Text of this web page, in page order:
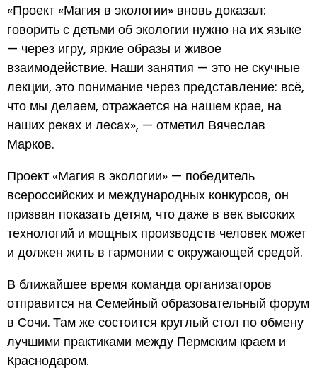
«Проект «Магия в экологии» вновь доказал:
говорить с детьми об экологии нужно на их языке
— через игру, яркие образы и живое
взаимодействие. Наши занятия — это не скучные
лекции, это понимание через представление: всё,
что мы делаем, отражается на нашем крае, на
наших реках и лесах», — отметил Вячеслав
Марков.
Проект «Магия в экологии» — победитель
всероссийских и международных конкурсов, он
призван показать детям, что даже в век высоких
технологий и мощных производств человек может
и должен жить в гармонии с окружающей средой.
В ближайшее время команда организаторов
отправится на Семейный образовательный форум
в Сочи. Там же состоится круглый стол по обмену
лучшими практиками между Пермским краем и
Краснодаром.